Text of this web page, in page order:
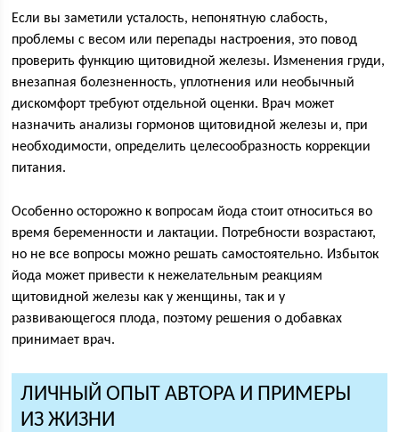
Если вы заметили усталость, непонятную слабость,
проблемы с весом или перепады настроения, это повод
проверить функцию щитовидной железы. Изменения груди,
внезапная болезненность, уплотнения или необычный
дискомфорт требуют отдельной оценки. Врач может
назначить анализы гормонов щитовидной железы и, при
необходимости, определить целесообразность коррекции
питания.
Особенно осторожно к вопросам йода стоит относиться во
время беременности и лактации. Потребности возрастают,
но не все вопросы можно решать самостоятельно. Избыток
йода может привести к нежелательным реакциям
щитовидной железы как у женщины, так и у
развивающегося плода, поэтому решения о добавках
принимает врач.
ЛИЧНЫЙ ОПЫТ АВТОРА И ПРИМЕРЫ
ИЗ ЖИЗНИ